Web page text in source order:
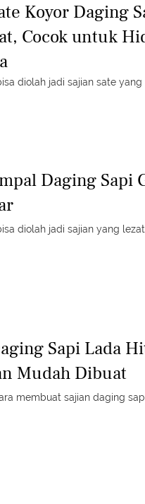
Koyor Daging
Cocok untuk
diolah jadi sajian sate yang
Daging Sapi
diolah jadi sajian yang
Sapi Lada
Mudah Dibuat
membuat sajian daging